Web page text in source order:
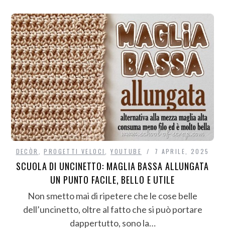
DECÒR ,PROGETTI VELOCI ,YOUTUBE 7 APRILE, 2025
SCUOLA DI UNCINETTO: MAGLIA BASSA ALLUNGATA
UN PUNTO FACILE, BELLO E UTILE
Non smetto mai di ripetere che le cose belle
dell’uncinetto, oltre al fatto che si può portare
dappertutto, sono la…